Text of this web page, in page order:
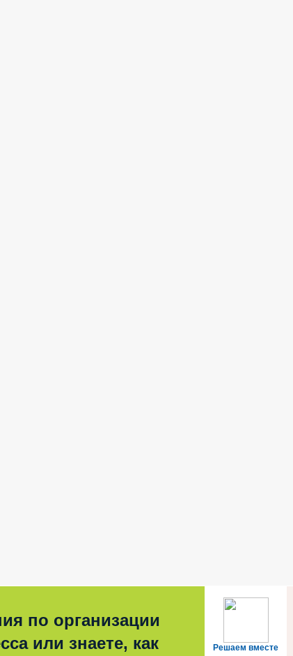
Решаем вместе
по организации
или знаете, как